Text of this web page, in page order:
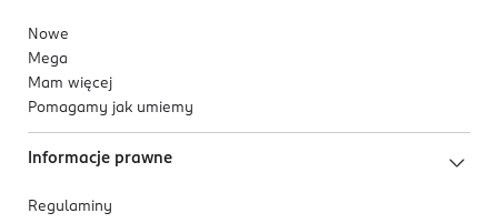
Nowe
Mega
Mam więcej
Pomagamy jak umiemy
Informacje prawne
Regulaminy